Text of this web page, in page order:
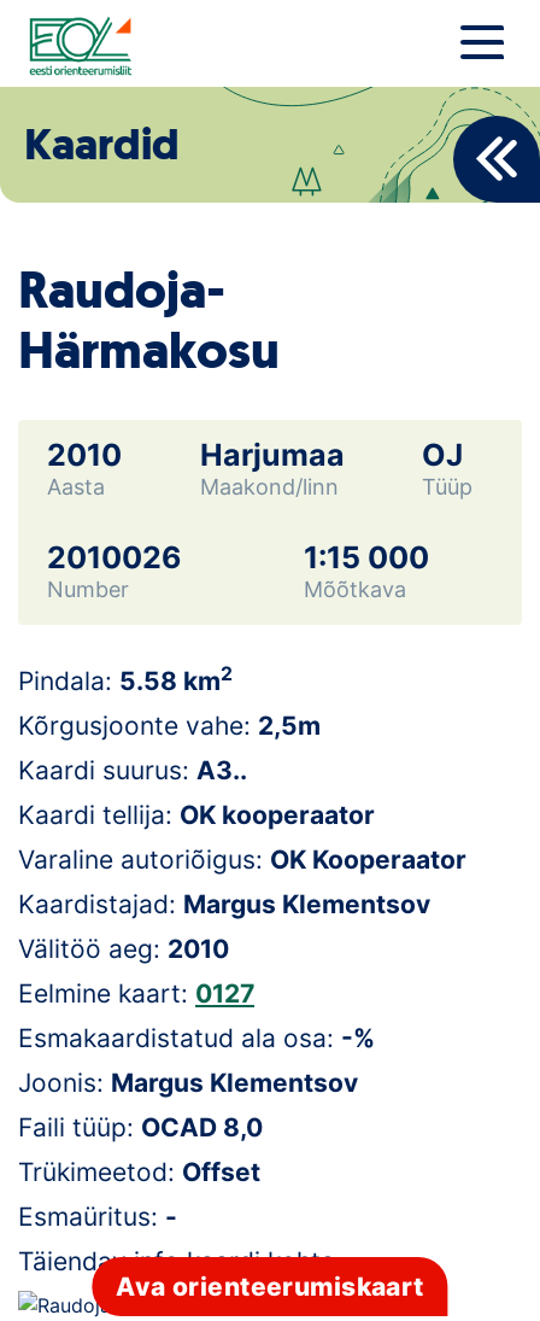
Liigu
sisu
juurde
Estonian Orienteering Federation
Eesti Orienteerumine 100!
Toetamine
Noored
Loha
Kontakt
Galerii
Kaardid
Koondised
Tule klubisse!
Tulemused
Klubid
Suletud maastikud
Ajalugu
Kaardid
Raudoja-
Härmakosu
2010
Aasta
Harjumaa
Maakond/linn
OJ
Tüüp
2010026
Number
1:15 000
Mõõtkava
Pindala: 5.58 km2
Kõrgusjoonte vahe: 2,5m
Kaardi suurus: A3..
Kaardi tellija: OK kooperaator
Varaline autoriõigus: OK Kooperaator
Kaardistajad: Margus Klementsov
Välitöö aeg: 2010
Eelmine kaart: 0127
Esmakaardistatud ala osa: -%
Joonis: Margus Klementsov
Faili tüüp: OCAD 8,0
Trükimeetod: Offset
Esmaüritus: -
Täiendav info kaardi kohta:-
Ava orienteerumiskaart